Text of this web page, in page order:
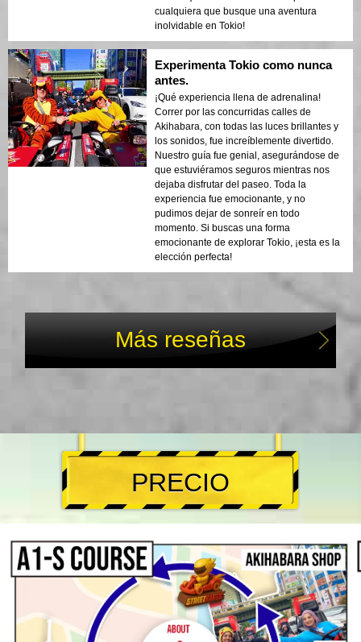
cualquiera que busque una aventura
inolvidable en Tokio!
Experimenta Tokio como nunca
antes.
¡Qué experiencia llena de adrenalina!
Correr por las concurridas calles de
Akihabara, con todas las luces brillantes y
los sonidos, fue increíblemente divertido.
Nuestro guía fue genial, asegurándose de
que estuviéramos seguros mientras nos
dejaba disfrutar del paseo. Toda la
experiencia fue emocionante, y no
pudimos dejar de sonreír en todo
momento. Si buscas una forma
emocionante de explorar Tokio, ¡esta es la
elección perfecta!
Más reseñas
PRECIO